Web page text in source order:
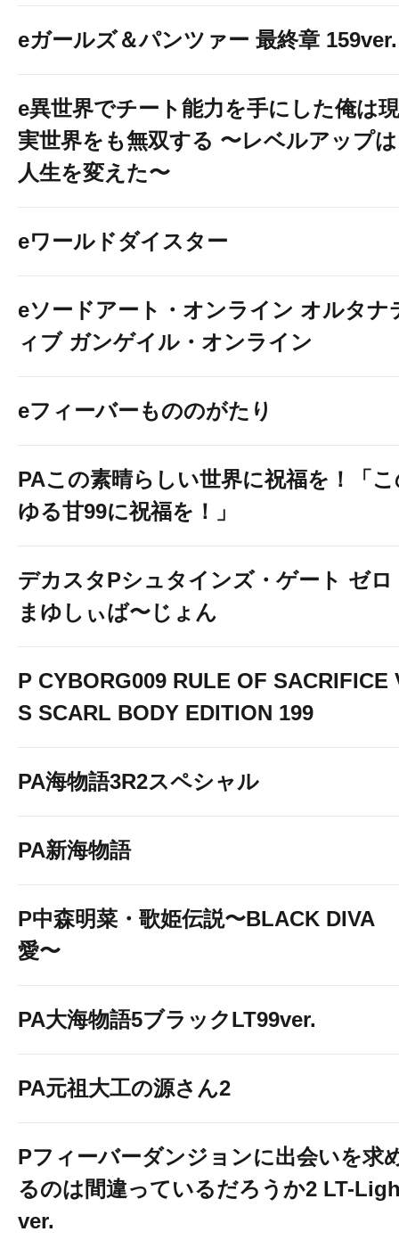
eガールズ＆パンツァー 最終章 159ver.
e異世界でチート能力を手にした俺は現
実世界をも無双する 〜レベルアップは
人生を変えた〜
eワールドダイスター
eソードアート・オンライン オルタナ
ィブ ガンゲイル・オンライン
eフィーバーもののがたり
PAこの素晴らしい世界に祝福を！「
ゆる甘99に祝福を！」
デカスタPシュタインズ・ゲート ゼロ
まゆしぃば〜じょん
P CYBORG009 RULE OF SACRIFICE
S SCARL BODY EDITION 199
PA海物語3R2スペシャル
PA新海物語
P中森明菜・歌姫伝説〜BLACK DIVA
愛〜
PA大海物語5ブラックLT99ver.
PA元祖大工の源さん2
Pフィーバーダンジョンに出会いを求
るのは間違っているだろうか2 LT-
ver.